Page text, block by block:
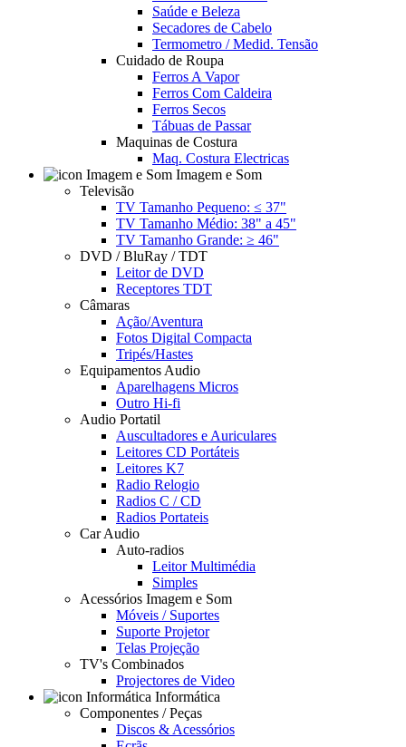
Saúde e Beleza
Secadores de Cabelo
Termometro / Medid. Tensão
Cuidado de Roupa
Ferros A Vapor
Ferros Com Caldeira
Ferros Secos
Tábuas de Passar
Maquinas de Costura
Maq. Costura Electricas
Imagem e Som
Televisão
TV Tamanho Pequeno: ≤ 37"
TV Tamanho Médio: 38" a 45"
TV Tamanho Grande: ≥ 46"
DVD / BluRay / TDT
Leitor de DVD
Receptores TDT
Câmaras
Ação/Aventura
Fotos Digital Compacta
Tripés/Hastes
Equipamentos Audio
Aparelhagens Micros
Outro Hi-fi
Audio Portatil
Auscultadores e Auriculares
Leitores CD Portáteis
Leitores K7
Radio Relogio
Radios C / CD
Radios Portateis
Car Audio
Auto-radios
Leitor Multimédia
Simples
Acessórios Imagem e Som
Móveis / Suportes
Suporte Projetor
Telas Projeção
TV's Combinados
Projectores de Video
Informática
Componentes / Peças
Discos & Acessórios